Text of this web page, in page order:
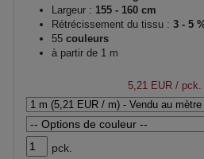
Largeur : 155 - 160 cm
Rétrécissement du tissu : 3 - 5
55 couleurs
à partir de 1 m
5,21 EUR/ pck.
pck.